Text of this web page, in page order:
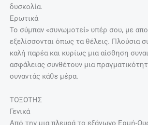
δυσκολία.
Ερωτικά
Το σύμπαν «συνωμοτεί» υπέρ σου, με
εξελίσσονται όπως τα θέλεις. Πλούσια
καλή παρέα και κυρίως μια αίσθηση
ασφάλειας συνθέτουν μια
συναντάς κάθε μέρα.
ΤΟΞΟΤΗΣ
Γενικά
Από την μια πλευρά το εξάγωνο Ερμή-